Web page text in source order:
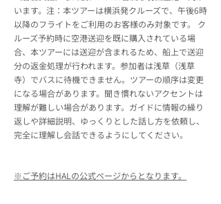
います。注：本ツアーは横浜発クルーズで、午後6時
以降のフライトをご利用のお客様のみ対象です。 ク
ルーズ予約時に空港送迎を既に購入されている場
合、本ツアーには送迎が含まれるため、船上で送迎
分の返金処理が行われます。参加者は浅草（浅草
寺）でバスに待機できません。ツアーの順序は変更
になる場合があります。聞き慣れないアクセントは
理解が難しい場合があります。ガイドに情報の繰り
返しや詳細説明、ゆっくりとした話し方を依頼し、
完全に理解し会話できるようにしてください。
※ご予約はHALの公式ページからとなります。